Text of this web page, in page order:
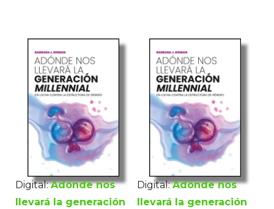
Digital: Adónde nos
llevará la generación
Digital: Adónde nos
llevará la generación